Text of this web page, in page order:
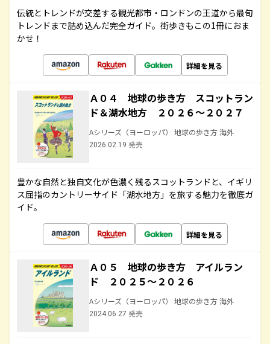
伝統とトレンドが交差する観光都市・ロンドンの王道から最旬
トレンドまで詰め込んだ完全ガイド。街歩きもこの1冊におま
かせ！
詳細を見る
Ａ０４ 地球の歩き方 スコットラン
ド＆湖水地方 ２０２６～２０２７
Aシリーズ（ヨーロッパ） 地球の歩き方 海外
2026.02.19 発売
豊かな自然と独自文化が色濃く残るスコットランドと、イギリ
ス屈指のカントリーサイド「湖水地方」を旅する魅力を徹底ガ
イド。
詳細を見る
Ａ０５ 地球の歩き方 アイルラン
ド ２０２５～２０２６
Aシリーズ（ヨーロッパ） 地球の歩き方 海外
2024.06.27 発売